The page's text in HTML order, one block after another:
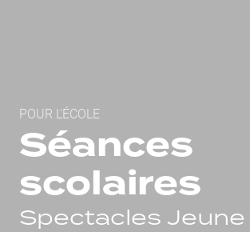
Fil d'Ariane
POUR L'ÉCOLE
Séances
scolaires
Spectacles Jeune